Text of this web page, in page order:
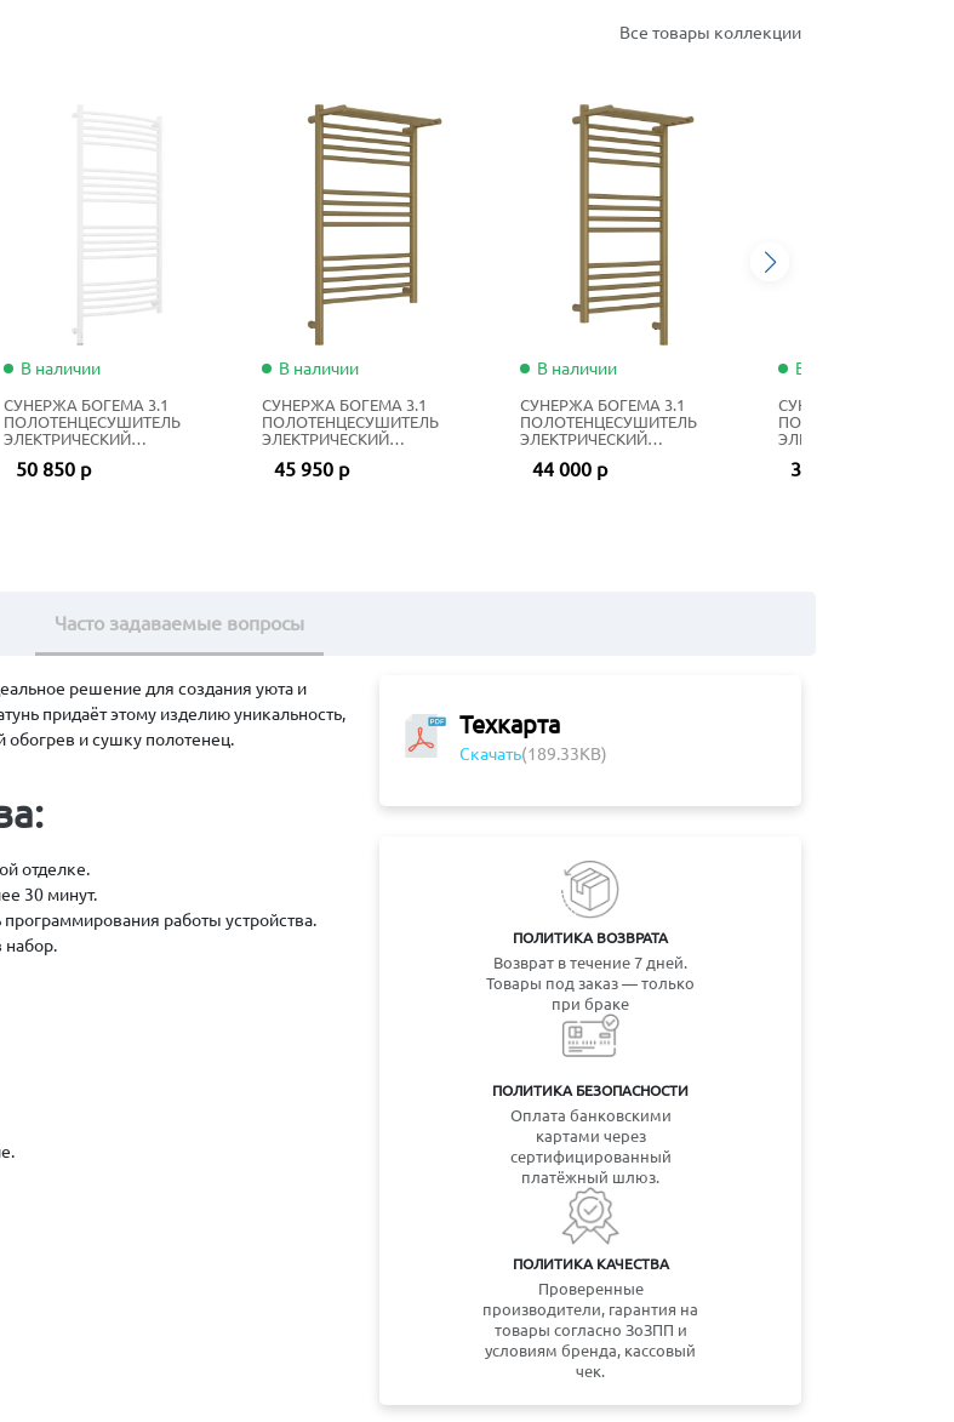
Все товары коллекции
В наличии
СУНЕРЖА БОГЕМА 3.1
ПОЛОТЕНЦЕСУШИТЕЛЬ
ЭЛЕКТРИЧЕСКИЙ
МАТОВЫЙ БЕЛЫЙ
50 850 р
В наличии
СУНЕРЖА БОГЕМА 3.1
ПОЛОТЕНЦЕСУШИТЕЛЬ
ЭЛЕКТРИЧЕСКИЙ
ЗОЛОТОЙ ШЁЛК
45 950 р
В наличии
СУНЕРЖА БОГЕМА 3.1
ПОЛОТЕНЦЕСУШИТЕЛЬ
ЭЛЕКТРИЧЕСКИЙ
ЗОЛОТОЙ ШЁЛК
44 000 р
В наличии
СУНЕРЖА БОГЕМА 3.1
ПОЛОТЕНЦЕСУШИТЕЛЬ
ЭЛЕКТРИЧЕСКИЙ
МАТОВЫЙ ЧЁРНЫЙ
39 200 р
Часто задаваемые вопросы
Техкарта
Скачать(189.33KB)
ПОЛИТИКА ВОЗВРАТА
Возврат в течение 7 дней.
Товары под заказ — только
при браке
ПОЛИТИКА БЕЗОПАСНОСТИ
Оплата банковскими
картами через
сертифицированный
платёжный шлюз.
ПОЛИТИКА КАЧЕСТВА
Проверенные
производители, гарантия на
товары согласно ЗоЗПП и
условиям бренда, кассовый
чек.
решение для создания уюта и
придаёт этому изделию уникальность,
и сушку полотенец.
отделке.
30 минут.
работы устройства.